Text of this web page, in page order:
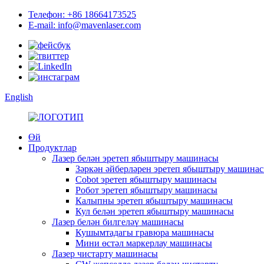
Телефон: +86 18664173525
E-mail: info@mavenlaser.com
English
Өй
Продуктлар
Лазер белән эретеп ябыштыру машинасы
Зәркән әйберләрен эретеп ябыштыру
Cobot эретеп ябыштыру машинасы
Робот эретеп ябыштыру машинасы
Калыпны эретеп ябыштыру машинасы
Кул белән эретеп ябыштыру машинасы
Лазер белән билгеләү машинасы
Кушымтадагы гравюра машинасы
Мини өстәл маркерлау машинасы
Лазер чистарту машинасы